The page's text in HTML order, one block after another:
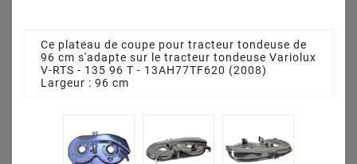
Ce plateau de coupe pour tracteur tondeuse de
96 cm s'adapte sur le tracteur tondeuse Variolux
V-RTS - 135 96 T - 13AH77TF620 (2008)
Largeur : 96 cm